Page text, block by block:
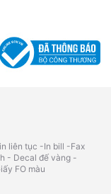
liên tục -In bill -Fax
- Decal đế vàng -
FO màu